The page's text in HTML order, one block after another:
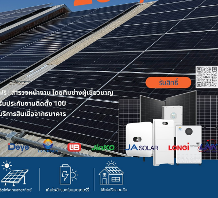
ความรู้โซล่าเซลล์
Solar Carport คืออะไร ทำงานยังไง
Solar Carport คืออะไร ทำงานยังไง? ทางเลือกพลัง
สะอาดที่ตอบโจทย์บ้านและธุรกิจ โดย BlueTech
Continue reading